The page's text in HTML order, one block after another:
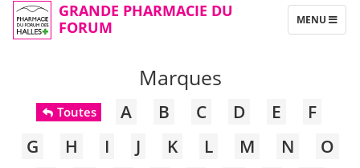
GRANDE PHARMACIE DU
FORUM
TOGGLE
NAVIGATION
MENU
Marques
Toutes A B C D E
F
G
H I J K L M N
O